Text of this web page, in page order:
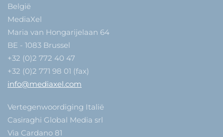
België
MediaXel
Maria van Hongarijelaan 64
BE - 1083 Brussel
+32 (0)2 772 40 47
+32 (0)2 771 98 01 (fax)
info@mediaxel.com
Vertegenwoordiging Italië
Casiraghi Global Media srl
Via Cardano 81